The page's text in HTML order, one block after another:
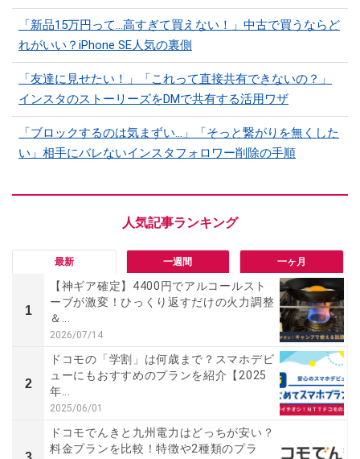
「新品15万円って…高すぎて買えない！」中古で買うならど
れがいい？iPhone SE人気の裏側
「友達に見せたい！」「これって直接共有できないの？」
インスタのストーリーズをDMで共有する活用ワザ
「ブロックするのは気まずい…」「そっと繋がりを無くした
い」相手にバレないインスタフォロワー削除の手順
最新 一週間 一ヶ月
1
【神ギア確定】4400円でアルコールスト
ーブが激変！ひっくり返すだけの火力調整
＆...
2026/07/14
2
ドコモの「学割」は何歳まで？スマホデビ
ューにもおすすめのプランを紹介【2025
年...
2025/06/01
ドコモでんきと九州電力はどっちが安い？
料金プランを比較！特徴や2種類のプラ